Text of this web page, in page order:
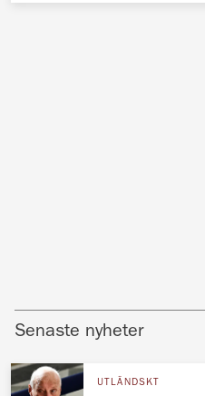
Senaste nyheter
UTLÄNDSKT